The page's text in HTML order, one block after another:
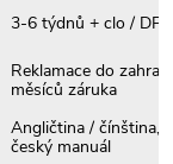
3-6 týdnů + clo /
Reklamace do
měsíců záruka
Angličtina / čínština,
český manuál